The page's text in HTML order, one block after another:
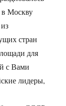
в Москву
стран
для
с Вами
лидеры,